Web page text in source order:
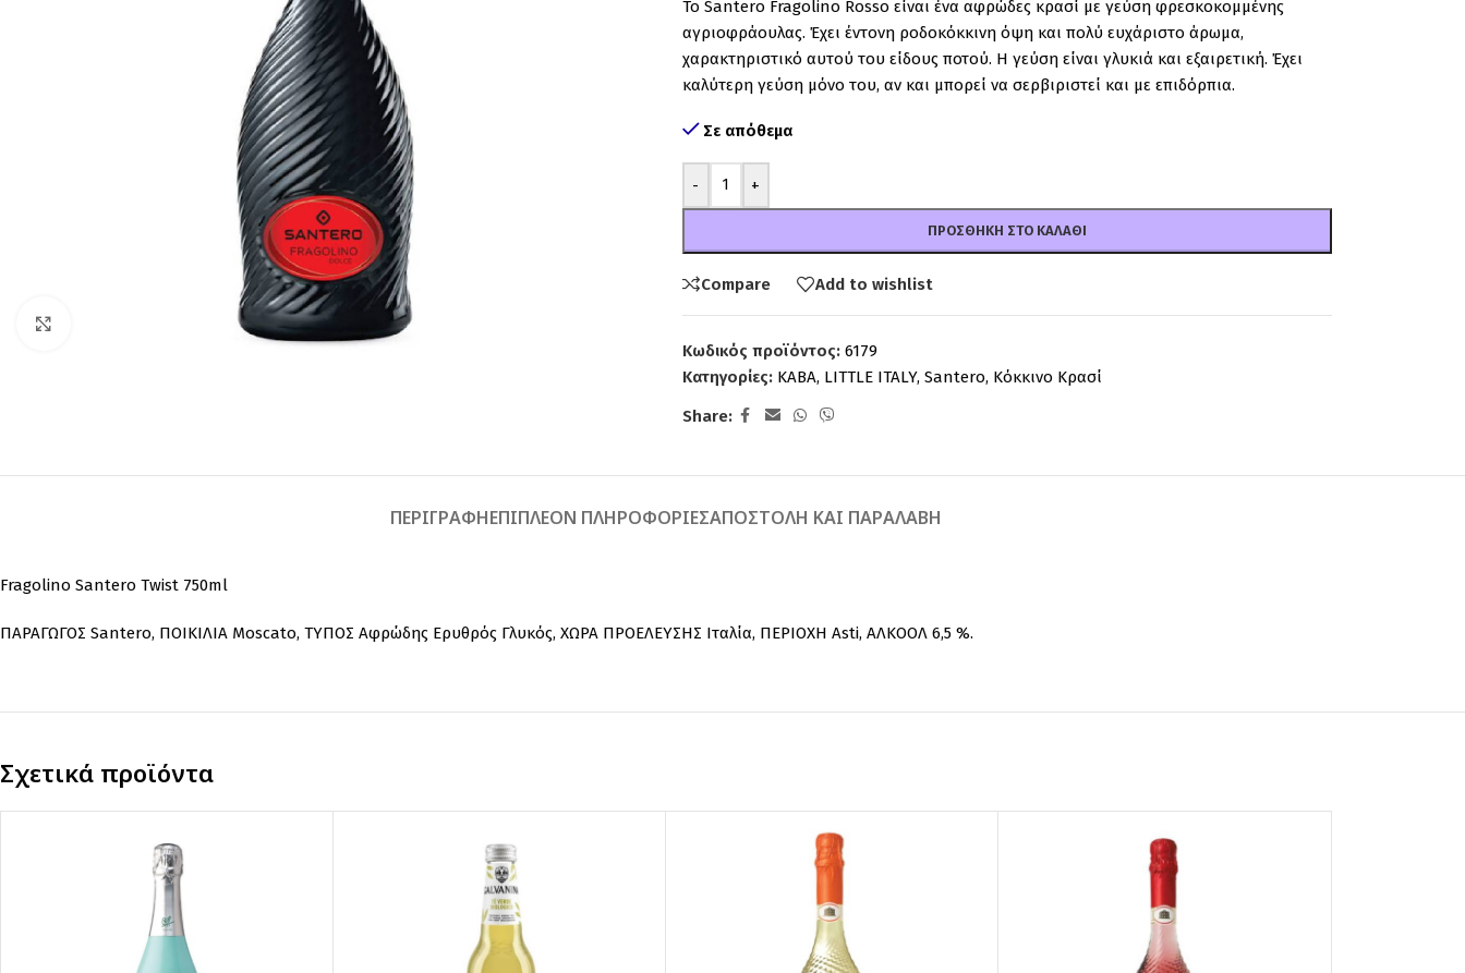
Το Santero Fragolino Rosso είναι ένα αφρώδες κρασί με γεύση φρεσκοκομμένης
αγριοφράουλας. Έχει έντονη ροδοκόκκινη όψη και πολύ ευχάριστο άρωμα,
χαρακτηριστικό αυτού του είδους ποτού. Η γεύση είναι γλυκιά και εξαιρετική. Έχει
καλύτερη γεύση μόνο του, αν και μπορεί να σερβιριστεί και με επιδόρπια.
Σε απόθεμα
- +
ΠΡΟΣΘΉΚΗ ΣΤΟ ΚΑΛΆΘΙ
Compare Add to wishlist
Κωδικός προϊόντος: 6179
Κατηγορίες: ΚΑΒΑ, LITTLE ITALY, Santero, Κόκκινο Κρασί
Share:
ΠΕΡΙΓΡΑΦΉΕΠΙΠΛΈΟΝ ΠΛΗΡΟΦΟΡΊΕΣΑΠΟΣΤΟΛΉ ΚΑΙ ΠΑΡΑΛΑΒΉ
Fragolino Santero Twist 750ml
ΠΑΡΑΓΩΓΟΣ Santero, ΠΟΙΚΙΛΙΑ Moscato, ΤΥΠΟΣ Αφρώδης Ερυθρός Γλυκός, ΧΩΡΑ ΠΡΟΕΛΕΥΣΗΣ Ιταλία, ΠΕΡΙΟΧΗ Asti, ΑΛΚΟΟΛ 6,5 %.
Σχετικά προϊόντα